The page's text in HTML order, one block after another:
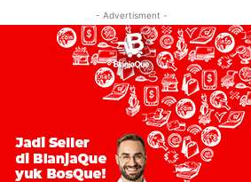
- Advertisment -